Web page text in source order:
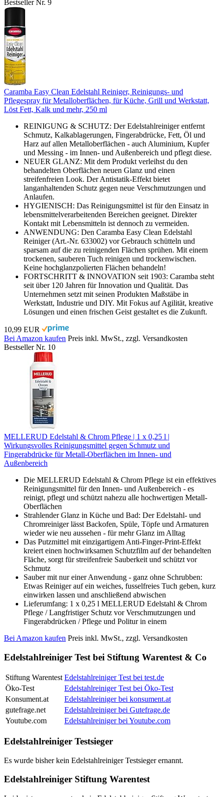
Bestseller Nr. 9
Caramba Easy Clean Edelstahl Reiniger, Reinigungs- und
Pflegespray für Metalloberflächen, für Küche, Grill und Werkstatt,
Löst Fett, Kalk und mehr, 250 ml
REINIGUNG & SCHUTZ: Der Edelstahlreiniger entfernt
Schmutz, Kalkablagerungen, Fingerabdrücke, Fett, Öl und
Harz auf allen Metalloberflächen - auch Aluminium, Kupfer
und Messing - im Innen- und Außenbereich und pflegt diese.
NEUER GLANZ: Mit dem Produkt verleihst du den
behandelten Oberflächen neuen Glanz und einen
streifenfreien Look. Der Antistatik-Effekt bietet
langanhaltenden Schutz gegen neue Verschmutzungen und
Anlaufen.
HYGIENISCH: Das Reinigungsmittel ist für den Einsatz in
lebensmittelverarbeitenden Bereichen geeignet. Direkter
Kontakt mit Lebensmitteln ist dennoch zu vermeiden.
ANWENDUNG: Den Caramba Easy Clean Edelstahl
Reiniger (Art.-Nr. 633002) vor Gebrauch schütteln und
sparsam auf die zu reinigenden Flächen sprühen. Mit einem
trockenen, sauberen Tuch reinigen und trockenwischen.
Keine hochglanzpolierten Flächen behandeln!
FORTSCHRITT & INNOVATION seit 1903: Caramba steht
seit über 120 Jahren für Innovation und Qualität. Das
Unternehmen setzt mit seinen Produkten Maßstäbe in
Werkstatt, Industrie und DIY. Mit Fokus auf Agilität, kreative
Lösungen und einen frischen Geist gestaltet es die Zukunft.
10,99 EUR
Bei Amazon kaufen Preis inkl. MwSt., zzgl. Versandkosten
Bestseller Nr. 10
MELLERUD Edelstahl & Chrom Pflege | 1 x 0,25 l |
Wirkungsvolles Reinigungsmittel gegen Schmutz und
Fingerabdrücke für Metall-Oberflächen im Innen- und
Außenbereich
Die MELLERUD Edelstahl & Chrom Pflege ist ein effektives
Reinigungsmittel für den Innen- und Außenbereich - es
reinigt, pflegt und schützt nahezu alle hochwertigen Metall-
Oberflächen
Strahlender Glanz in Küche und Bad: Der Edelstahl- und
Chromreiniger lässt Backofen, Spüle, Töpfe und Armaturen
wieder wie neu aussehen - für mehr Glanz im Alltag
Das Putzmittel mit einzigartigem Anti-Finger-Print-Effekt
kreiert einen hochwirksamen Schutzfilm auf der behandelten
Fläche, sorgt für streifenfreie Sauberkeit und schützt vor
Schmutz
Sauber mit nur einer Anwendung - ganz ohne Schrubben:
Etwas Reiniger auf ein weiches, fusselfreies Tuch geben, kurz
einwirken lassen und anschließend abwischen
Lieferumfang: 1 x 0,25 l MELLERUD Edelstahl & Chrom
Pflege / Langfristiger Schutz vor Verschmutzungen und
Fingerabdrücken / Pflege und Politur in einem
Bei Amazon kaufen Preis inkl. MwSt., zzgl. Versandkosten
Edelstahlreiniger Test bei Stiftung Warentest & Co
Stiftung Warentest Edelstahlreiniger Test bei test.de
Öko-Test
Edelstahlreiniger Test bei Öko-Test
Konsument.at
Edelstahlreiniger bei konsument.at
gutefrage.net
Edelstahlreiniger bei Gutefrage.de
Youtube.com
Edelstahlreiniger bei Youtube.com
Edelstahlreiniger Testsieger
Es wurde bisher kein Edelstahlreiniger Testsieger ernannt.
Edelstahlreiniger Stiftung Warentest